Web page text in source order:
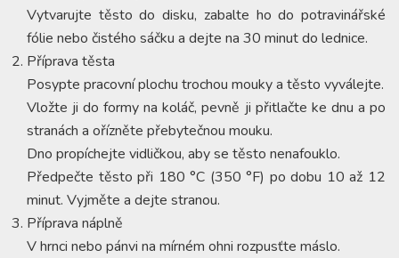
Vytvarujte těsto do disku, zabalte ho do potravinářské
fólie nebo čistého sáčku a dejte na 30 minut do lednice.
Příprava těsta
Posypte pracovní plochu trochou mouky a těsto vyválejte.
Vložte ji do formy na koláč, pevně ji přitlačte ke dnu a po
stranách a ořízněte přebytečnou mouku.
Dno propíchejte vidličkou, aby se těsto nenafouklo.
Předpečte těsto při 180 °C (350 °F) po dobu 10 až 12
minut. Vyjměte a dejte stranou.
Příprava náplně
V hrnci nebo pánvi na mírném ohni rozpusťte máslo.